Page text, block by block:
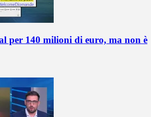
per 140 milioni di euro, ma non è